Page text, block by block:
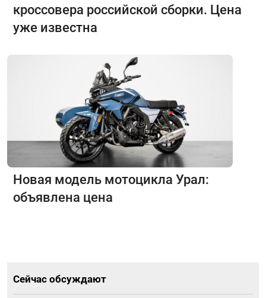
кроссовера российской сборки. Цена
уже известна
Новая модель мотоцикла Урал:
объявлена цена
Сейчас обсуждают